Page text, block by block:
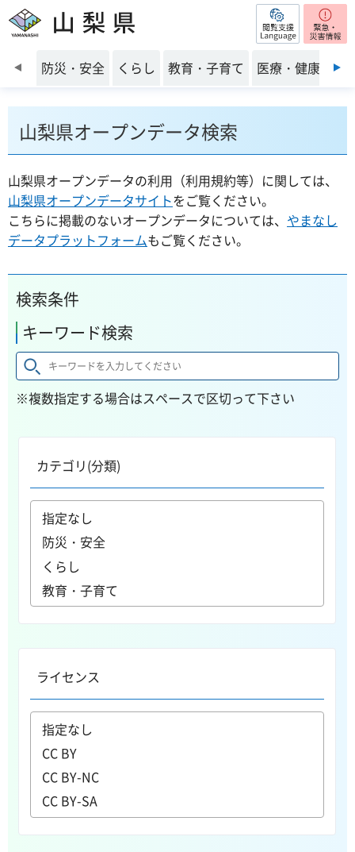
山梨県 閲覧支援
前のスライドを表示
防災・安全 くらし 教育・子育て 医療・健康・福
山梨県オープンデータ検索
山梨県オープンデータの利用（利用規約等）に関しては、
山梨県オープンデータサイトをご覧ください。
こちらに掲載のないオープンデータについては、 やまなし
データプラットフォームもご覧ください。
検索条件
キーワード検索
※複数指定する場合はスペースで区切って下さい
カテゴリ(分類)
ライセンス